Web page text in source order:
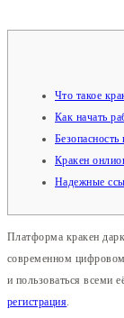
Что такое
Как начать
Кракен
Надежные
Платформа кракен
современном
и пользоваться всеми
регистрация.